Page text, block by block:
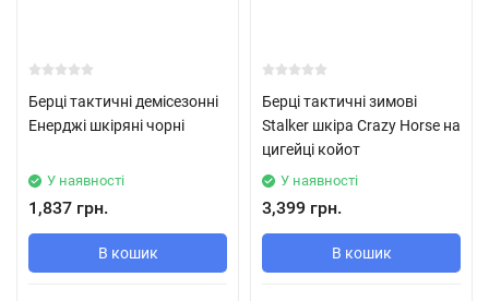
Берці тактичні демісезонні
Енерджі шкіряні чорні
У наявності
1,837 грн.
В кошик
Берці тактичні зимові
Stalker шкіра Crazy Horse на
цигейці койот
У наявності
3,399 грн.
В кошик